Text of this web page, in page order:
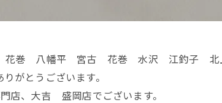
八幡平 宮古 花巻 水沢 江釣子 北上
がとうございます。
店、大吉 盛岡店でございます。